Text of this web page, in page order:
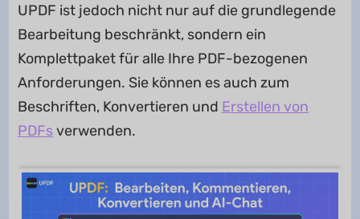
UPDF ist jedoch nicht nur auf die grundlegende
Bearbeitung beschränkt, sondern ein
Komplettpaket für alle Ihre PDF-bezogenen
Anforderungen. Sie können es auch zum
Beschriften, Konvertieren und Erstellen von
PDFsverwenden.